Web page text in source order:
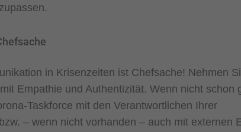
in Krisenzeiten ist Chefsache! Nehmen
Empathie und Authentizität. Wenn nicht schon
Taskforce mit den Verantwortlichen Ihrer
– wenn nicht vorhanden – auch mit externen